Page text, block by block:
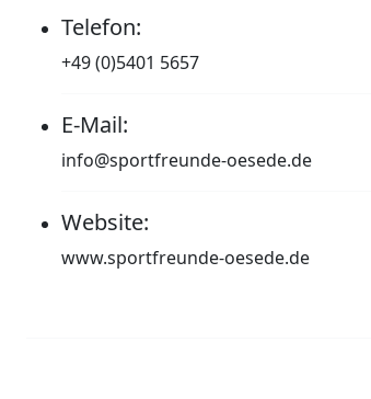
Telefon:
+49 (0)5401 5657
E-Mail:
info@sportfreunde-oesede.de
Website:
www.sportfreunde-oesede.de